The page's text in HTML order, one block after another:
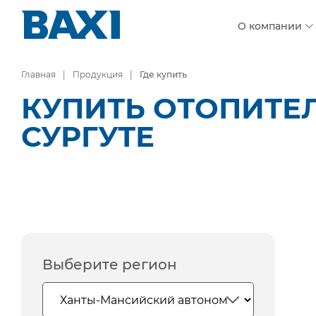
О компании
Главная Продукция Где купить
КУПИТЬ
СУРГУТЕ
Выберите регион